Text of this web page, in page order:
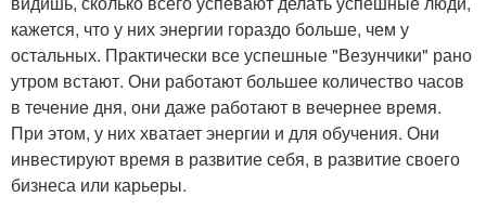
кажется, что у них энергии гораздо больше, чем у
остальных. Практически все успешные "Везунчики" рано
утром встают. Они работают большее количество часов
в течение дня, они даже работают в вечернее время.
При этом, у них хватает энергии и для обучения. Они
инвестируют время в развитие себя, в развитие своего
бизнеса или карьеры.